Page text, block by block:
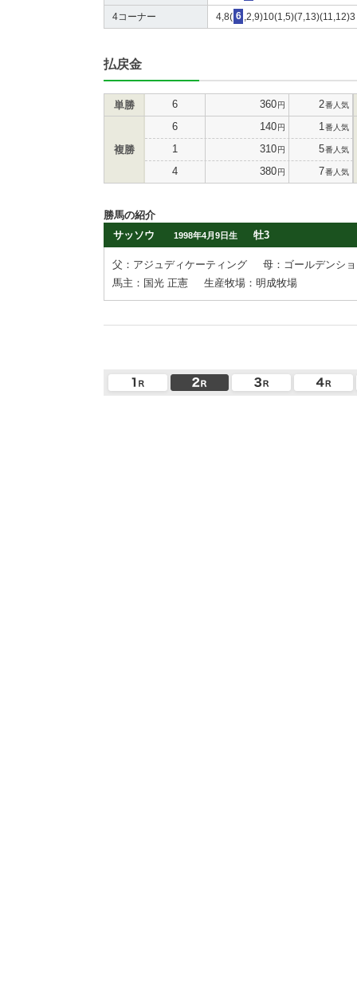
4コーナー 4,8( 6 ,2,9)10(1,5)(7,13)(11,12)3
払戻金
単勝 6 360円 2番人気
複勝
6 140円 1 番人気
1 310円 5番人気
4 380円 7番人気
勝馬の紹介
サッソウ
1998年4月9日生 牡3
父：アジュディケーティング
母：ゴールデンシ
馬主：国光 正憲
生産牧場：明成牧場